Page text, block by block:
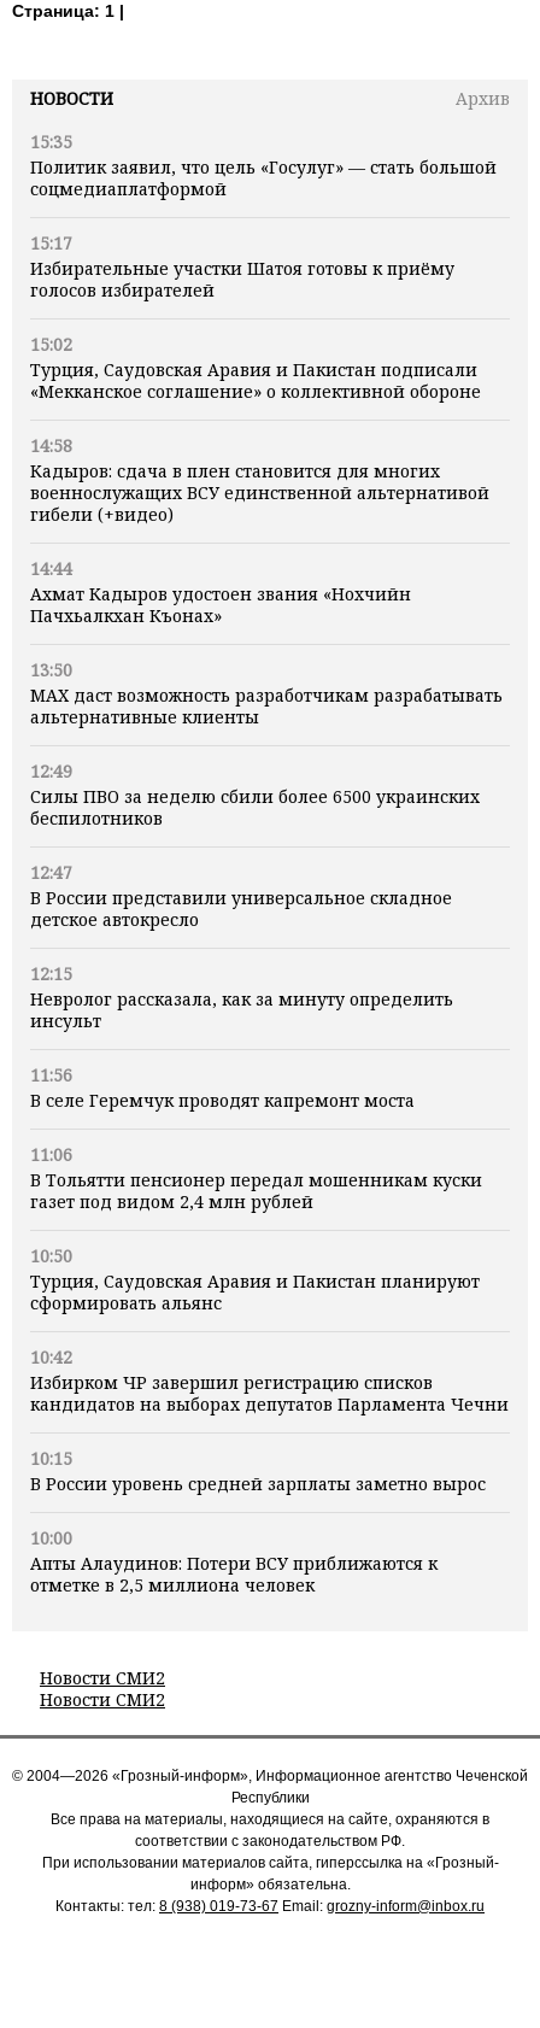
НОВОСТИ
Архив
15:35
Политик заявил, что цель «Госулуг» — стать большой
соцмедиаплатформой
15:17
Избирательные участки Шатоя готовы к приёму
голосов избирателей
15:02
Турция, Саудовская Аравия и Пакистан подписали
«Мекканское соглашение» о коллективной обороне
14:58
Кадыров: сдача в плен становится для многих
военнослужащих ВСУ единственной альтернативой
гибели (+видео)
14:44
Ахмат Кадыров удостоен звания «Нохчийн
Пачхьалкхан Къонах»
13:50
MAX даст возможность разработчикам разрабатывать
альтернативные клиенты
12:49
Силы ПВО за неделю сбили более 6500 украинских
беспилотников
12:47
В России представили универсальное складное
детское автокресло
12:15
Невролог рассказала, как за минуту определить
инсульт
11:56
В селе Геремчук проводят капремонт моста
11:06
В Тольятти пенсионер передал мошенникам куски
газет под видом 2,4 млн рублей
10:50
Турция, Саудовская Аравия и Пакистан планируют
сформировать альянс
10:42
Избирком ЧР завершил регистрацию списков
кандидатов на выборах депутатов Парламента Чечни
10:15
В России уровень средней зарплаты заметно вырос
10:00
Апты Алаудинов: Потери ВСУ приближаются к
отметке в 2,5 миллиона человек
Новости СМИ2
Новости СМИ2
Страница: 1 |
© 2004—2026 «Грозный-информ», Информационное агентство Чеченской
Республики
Все права на материалы, находящиеся на сайте, охраняются в
соответствии с законодательством РФ.
При использовании материалов сайта, гиперссылка на «Грозный-
информ» обязательна.
Контакты: тел: 8 (938) 019-73-67 Email: grozny-inform@inbox.ru